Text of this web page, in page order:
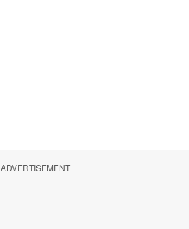
ADVERTISEMENT